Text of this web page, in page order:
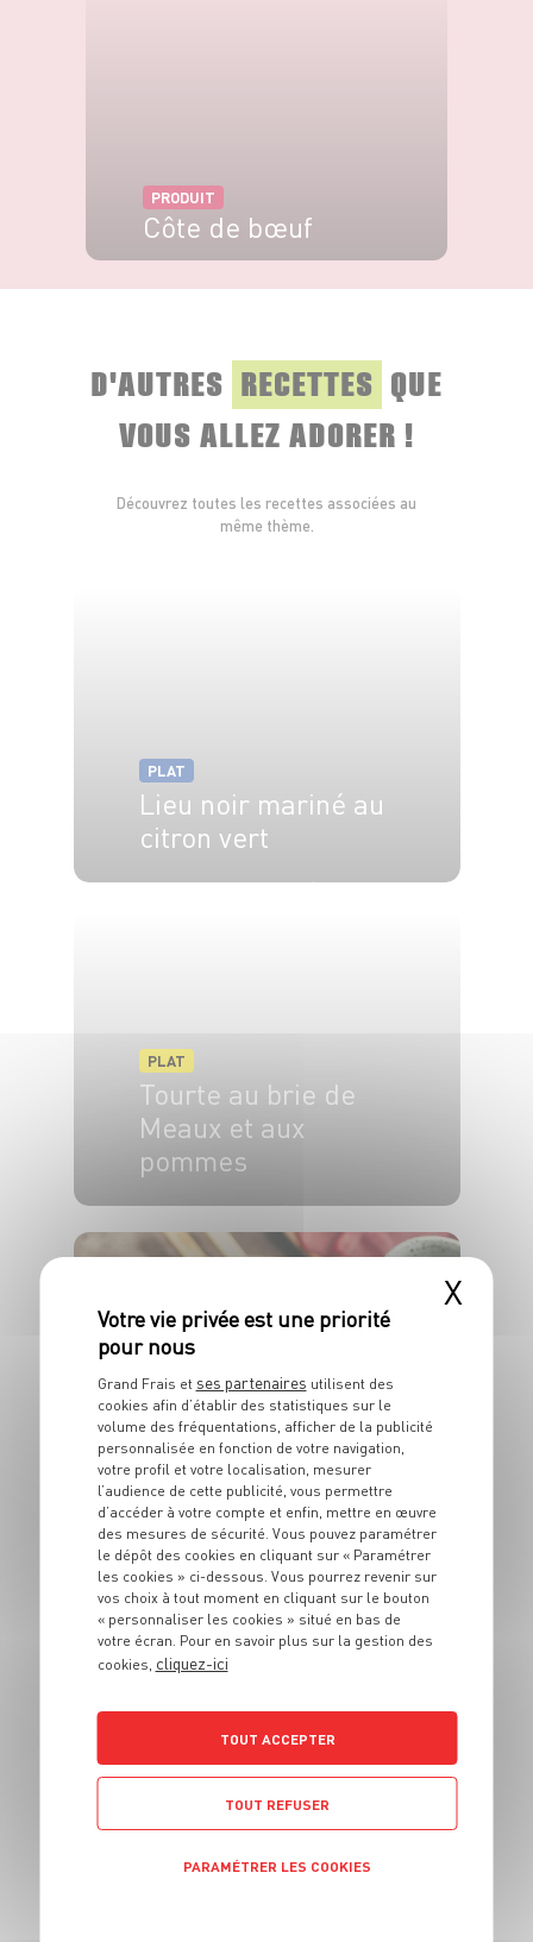
PRODUIT
Côte de bœuf
D'AUTRES RECETTES QUE
VOUS ALLEZ ADORER !
Découvrez toutes les recettes associées au
même thème.
PLAT
Lieu noir mariné au
citron vert
PLAT
Tourte au brie de
Meaux et aux
pommes
PLAT
Yakitori au comté et
au carpaccio de
boeuf
4 pers. 15 min 4 min
PLAT
Fajitas au poulet
4 pers. 20 min 15 min
X
Grand Frais et ses partenaires utilisent des
cookies afin d’établir des statistiques sur le
volume des fréquentations, afficher de la publicité
personnalisée en fonction de votre navigation,
votre profil et votre localisation, mesurer
l’audience de cette publicité, vous permettre
d’accéder à votre compte et enfin, mettre en œuvre
des mesures de sécurité. Vous pouvez paramétrer
le dépôt des cookies en cliquant sur « Paramétrer
les cookies » ci-dessous. Vous pourrez revenir sur
vos choix à tout moment en cliquant sur le bouton
« personnaliser les cookies » situé en bas de
votre écran. Pour en savoir plus sur la gestion des
cookies, cliquez-ici
TOUT ACCEPTER
TOUT REFUSER
PARAMÉTRER LES COOKIES